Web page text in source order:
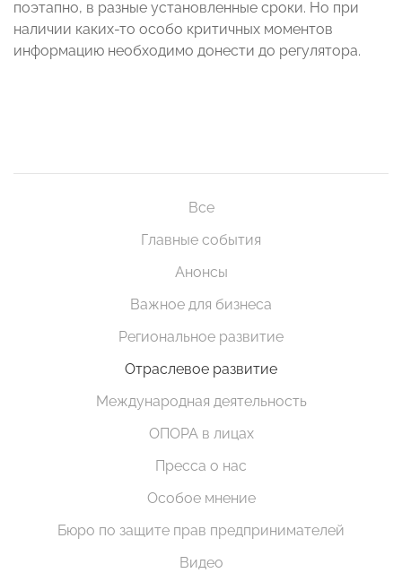
поэтапно, в разные установленные сроки. Но при
наличии каких-то особо критичных моментов
информацию необходимо донести до регулятора.
Все
Главные события
Анонсы
Важное для бизнеса
Региональное развитие
Отраслевое развитие
Международная деятельность
ОПОРА в лицах
Пресса о нас
Особое мнение
Бюро по защите прав предпринимателей
Видео